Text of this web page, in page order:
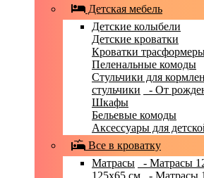
Детская мебель
Детские колыбели
Детские кроватки
Кроватки
Пеленальные комоды
Стульчики для
стульчики
- От
Шкафы
Бельевые комоды
Аксессуары для
Все в кроватку
Матрасы
- Матрасы
125x65 см
- Матрасы